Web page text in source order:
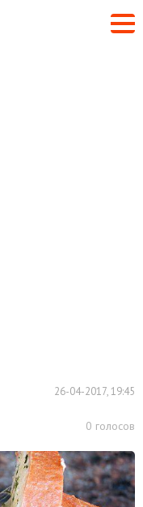
26-04-2017, 19:45
0 голосов